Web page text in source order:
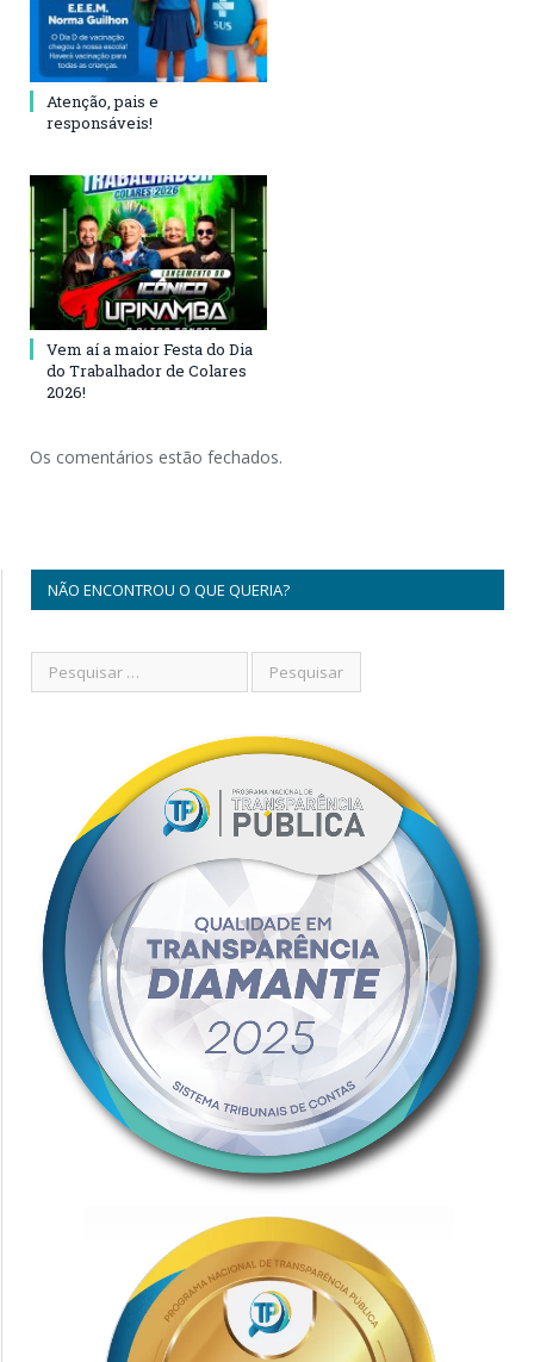
Atenção, pais e
responsáveis!
Vem aí a maior Festa do Dia
do Trabalhador de Colares
2026!
Os comentários estão fechados.
NÃO ENCONTROU O QUE QUERIA?